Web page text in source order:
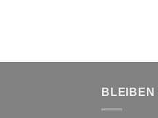
BLEIBEN